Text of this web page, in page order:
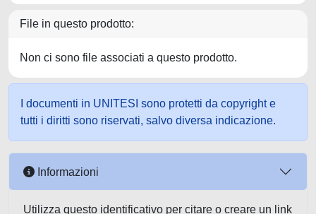
File in questo prodotto:
Non ci sono file associati a questo prodotto.
I documenti in UNITESI sono protetti da copyright e
tutti i diritti sono riservati, salvo diversa indicazione.
Informazioni
Utilizza questo identificativo per citare o creare un link